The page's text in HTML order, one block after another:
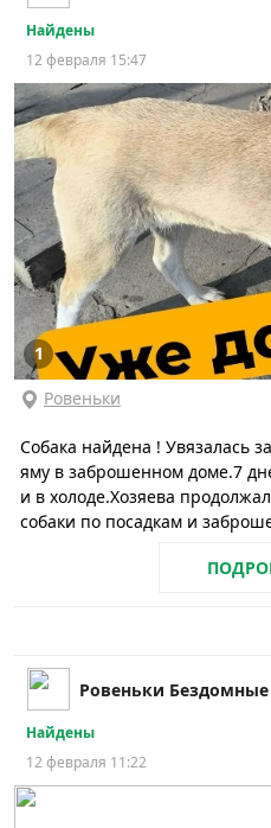
Найдены
12 февраля 15:47
1
Ровеньки
Собака найдена ! Увязалась
яму в заброшенном доме.7
и в холоде.Хозяева
собаки по посадкам и
Ровеньки
Найдены
12 февраля 11:22